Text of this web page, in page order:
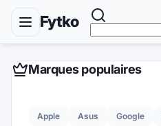
Fytko
Marques populaires
Apple Asus Google